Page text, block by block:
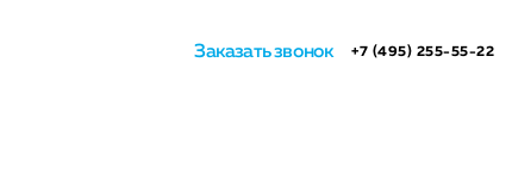
Заказать звонок +7 (495) 255-55-22